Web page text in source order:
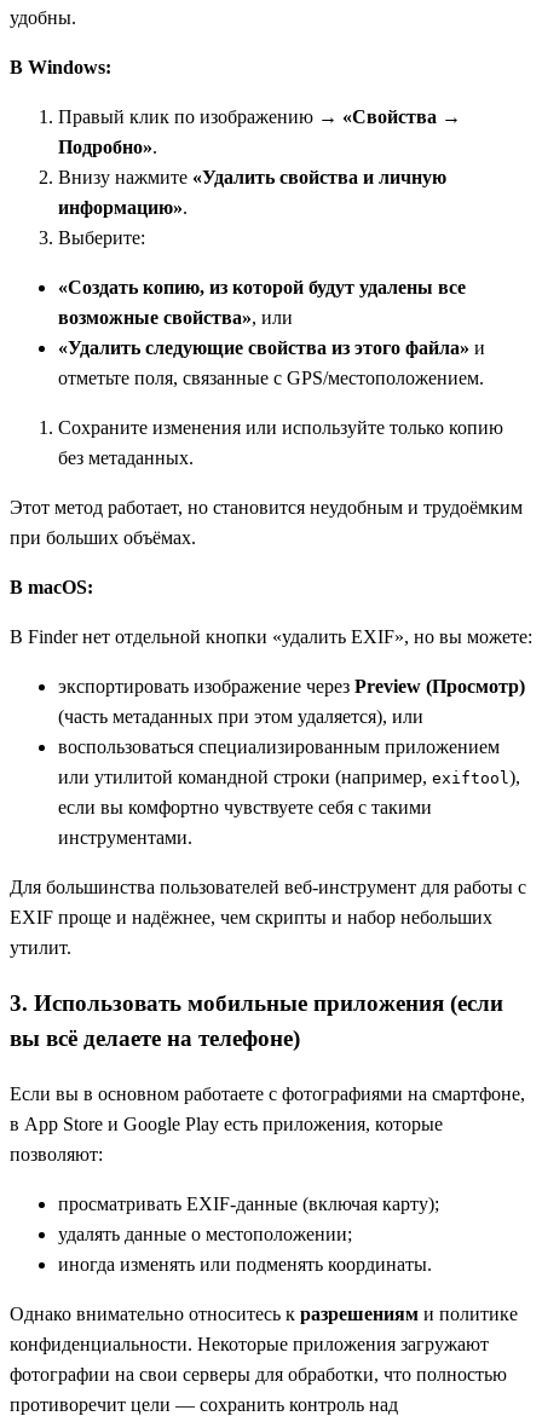
удобны.
В Windows:
Правый клик по изображению → «Свойства →
Подробно».
Внизу нажмите «Удалить свойства и личную
информацию».
Выберите:
«Создать копию, из которой будут удалены все
возможные свойства», или
«Удалить следующие свойства из этого файла» и
отметьте поля, связанные с GPS/местоположением.
Сохраните изменения или используйте только копию
без метаданных.
Этот метод работает, но становится неудобным и трудоёмким
при больших объёмах.
В macOS:
В Finder нет отдельной кнопки «удалить EXIF», но вы можете:
экспортировать изображение через Preview (Просмотр)
(часть метаданных при этом удаляется), или
воспользоваться специализированным приложением
или утилитой командной строки (например, exiftool),
если вы комфортно чувствуете себя с такими
инструментами.
Для большинства пользователей веб‑инструмент для работы с
EXIF проще и надёжнее, чем скрипты и набор небольших
утилит.
3. Использовать мобильные приложения (если
вы всё делаете на телефоне)
Если вы в основном работаете с фотографиями на смартфоне,
в App Store и Google Play есть приложения, которые
позволяют:
просматривать EXIF‑данные (включая карту);
удалять данные о местоположении;
иногда изменять или подменять координаты.
Однако внимательно относитесь к разрешениям и политике
конфиденциальности. Некоторые приложения загружают
фотографии на свои серверы для обработки, что полностью
противоречит цели — сохранить контроль над